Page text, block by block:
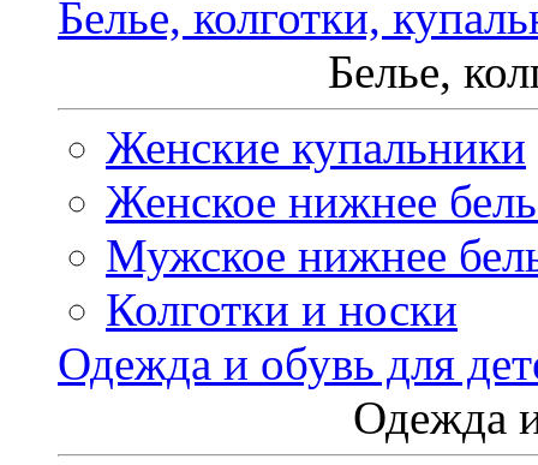
Белье, колготки,
Белье,
Женские купальники
Женское нижнее
Мужское нижнее
Колготки и носки
Одежда и обувь для
Одежда